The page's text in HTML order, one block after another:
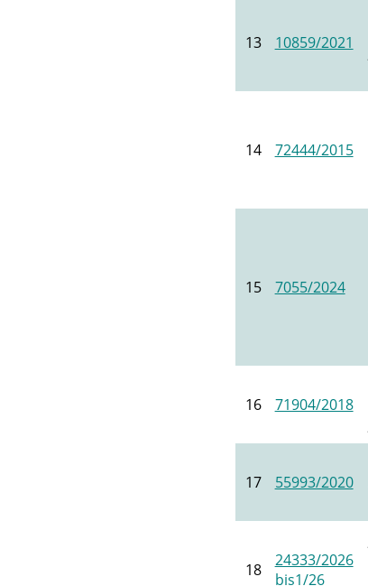
13 10859/2021
14 72444/2015
15 7055/2024
16 71904/2018
17 55993/2020
18
24333/2026
bis1/26